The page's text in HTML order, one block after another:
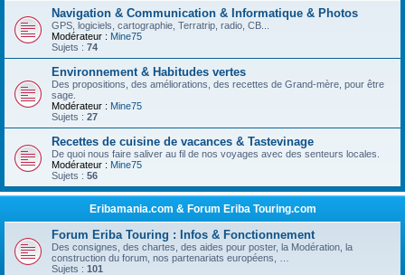
Navigation & Communication & Informatique & Photos
GPS, logiciels, cartographie, Terratrip, radio, CB...
Modérateur : Mine75
Sujets : 74
Environnement & Habitudes vertes
Des propositions, des améliorations, des recettes de Grand-mère, pour être
sage.
Modérateur : Mine75
Sujets : 27
Recettes de cuisine de vacances & Tastevinage
De quoi nous faire saliver au fil de nos voyages avec des senteurs locales.
Modérateur : Mine75
Sujets : 56
Eribamania.com & Forum Eriba Touring.com
Forum Eriba Touring : Infos & Fonctionnement
Des consignes, des chartes, des aides pour poster, la Modération, la
construction du forum, nos partenariats européens, …
Sujets : 101